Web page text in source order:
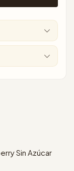
Sin Azúcar